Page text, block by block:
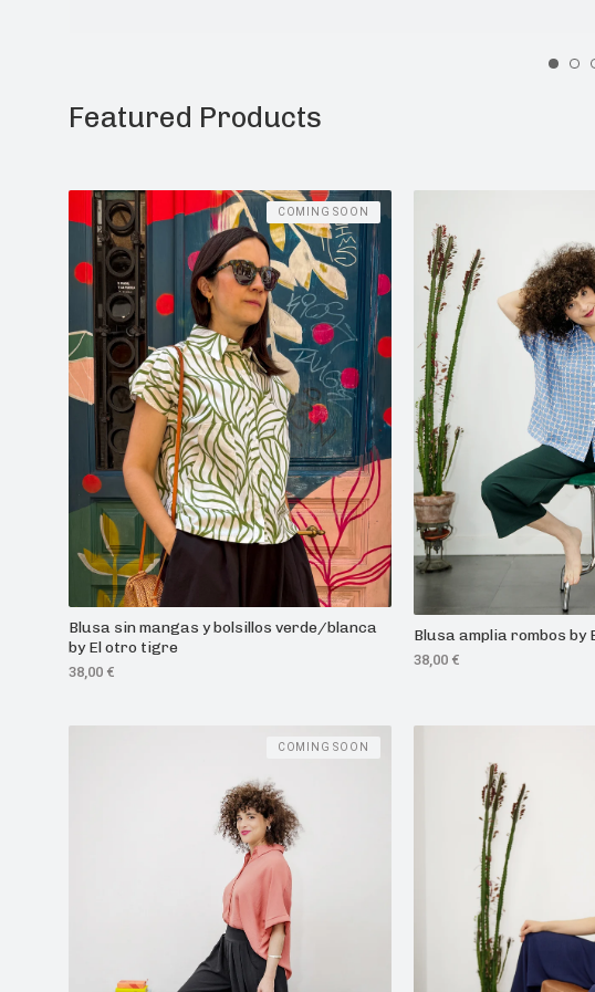
Featured Products
Blusa sin mangas y bolsillos verde/blanca
by El otro tigre
38,00 €
COMING SOON
Blusa amplia rombos by
38,00 €
COMING SOON